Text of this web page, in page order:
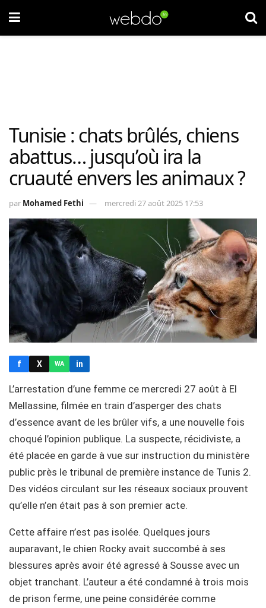
Tunisie : chats brûlés, chiens
abattus… jusqu’où ira la
cruauté envers les animaux ?
par Mohamed Fethi mercredi 27 août 2025 17:53
f X WA in
L’arrestation d’une femme ce mercredi 27 août à El
Mellassine, filmée en train d’asperger des chats
d’essence avant de les brûler vifs, a une nouvelle fois
choqué l’opinion publique. La suspecte, récidiviste, a
été placée en garde à vue sur instruction du ministère
public près le tribunal de première instance de Tunis 2.
Des vidéos circulant sur les réseaux sociaux prouvent
qu’elle n’en était pas à son premier acte.
Cette affaire n’est pas isolée. Quelques jours
auparavant, le chien Rocky avait succombé à ses
blessures après avoir été agressé à Sousse avec un
objet tranchant. L’auteur a été condamné à trois mois
de prison ferme, une peine considérée comme